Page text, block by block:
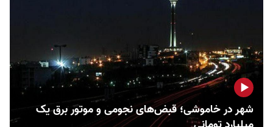
شهر در خاموشی؛ قبض‌های نجومی و موتور برق یک